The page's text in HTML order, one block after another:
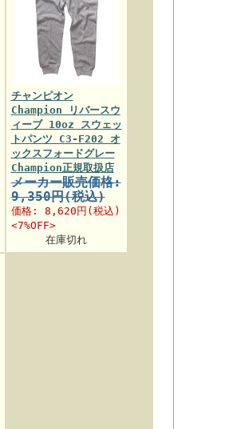
チャンピオン
Champion リバースウ
ィーブ 10oz スウェッ
トパンツ C3-F202 オ
ックスフォードグレー
Champion正規取扱店
メーカー販売価格:
9,350円(税込)
価格: 8,620円 (税込)
<7%OFF>
在庫切れ